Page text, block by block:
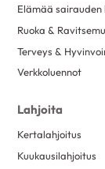
Elämää sairauden
Ruoka &
Terveys &
Verkkoluennot
Lahjoita
Kertalahjoitus
Kuukausilahjoitus